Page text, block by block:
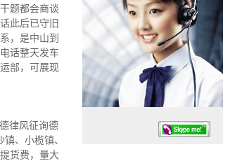
题都会商谈
此后已守旧
，是中山到
话整天发车
部，可展现
律风征询德
、小榄镇、
货费，量大